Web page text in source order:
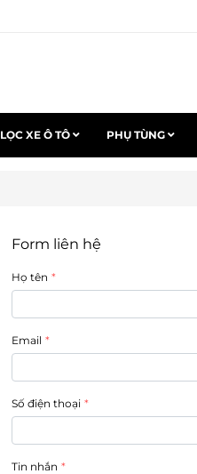
LỌC XE Ô TÔ PHỤ TÙNG
Form liên hệ
Họ tên
Email
Số điện thoại
Tin nhắn